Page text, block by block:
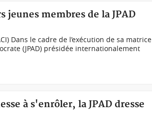
membres de la JPAD
Dans le cadre de l’exécution de sa matrice
(JPAD) présidée internationalement
à s'enrôler, la JPAD dresse